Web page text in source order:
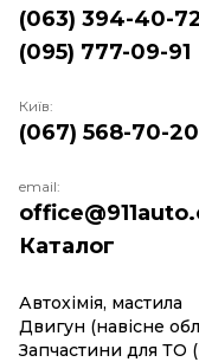
Каталог
Автохімія, мастила
Двигун (навісне
Запчастини для ТО
(063) 394-40-
(095) 777-09-91
Київ:
(067) 568-70-20
email: